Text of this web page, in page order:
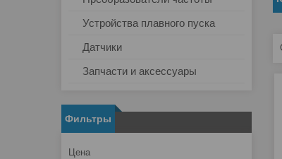
Устройства плавного пуска
Датчики
Запчасти и аксессуары
Фильтры
Цена